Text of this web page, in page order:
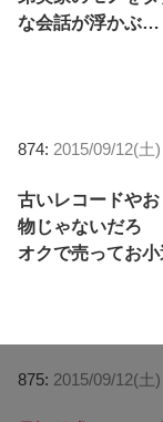
な会話が浮かぶ…
874: 2015/09/12(土
古いレコードや
物じゃないだろ
オクで売ってお
875: 2015/09/12(土